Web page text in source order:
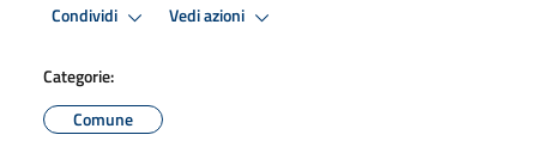
Condividi Vedi azioni
Categorie:
Comune